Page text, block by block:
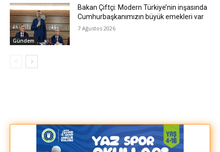
Gündem
Bakan Çiftçi: Modern Türkiye’nin inşasında
Cumhurbaşkanımızın büyük emekleri var
7 Ağustos 2026